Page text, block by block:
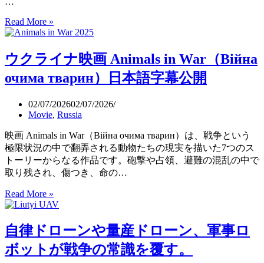
Read More »
本
ロ
ア
戦
争
遂
行
に
と
重
な
拠
点
ウクライナ映画 Animals in War（Війна
очима тварин）日本語字幕公開
02/07/202602/07/2026
Movie, Russia
映画 Animals in War（Війна очима тварин）は、戦争という
極限状況の中で翻弄される動物たちの現実を描いた7つのス
トーリーからなる作品です。砲撃や占領、避難の混乱の中で
取り残され、傷つき、命の…
Read More »
ク
イ
ナ
映
自律ドローンや量産ドローン、軍事ロ
ボットが戦争の常識を覆す。